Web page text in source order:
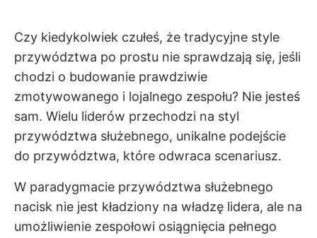
Czy kiedykolwiek czułeś, że tradycyjne style
przywództwa po prostu nie sprawdzają się, jeśli
chodzi o budowanie prawdziwie
zmotywowanego i lojalnego zespołu? Nie jesteś
sam. Wielu liderów przechodzi na styl
przywództwa służebnego, unikalne podejście
do przywództwa, które odwraca scenariusz.
W paradygmacie przywództwa służebnego
nacisk nie jest kładziony na władzę lidera, ale na
umożliwienie zespołowi osiągnięcia pełnego